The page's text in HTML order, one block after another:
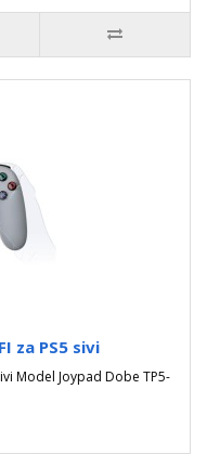
za PS5 sivi
Model Joypad Dobe TP5-